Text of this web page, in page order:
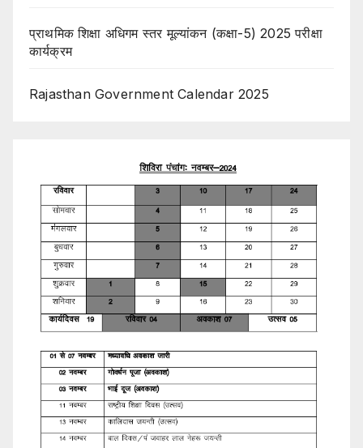
प्राथमिक शिक्षा अधिगम स्तर मूल्यांकन (कक्षा-5) 2025 परीक्षा
कार्यक्रम
Rajasthan Government Calendar 2025